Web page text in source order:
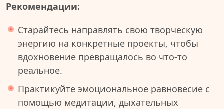
Рекомендации:
Старайтесь направлять свою творческую
энергию на конкретные проекты, чтобы
вдохновение превращалось во что-то
реальное.
Практикуйте эмоциональное равновесие с
помощью медитации, дыхательных